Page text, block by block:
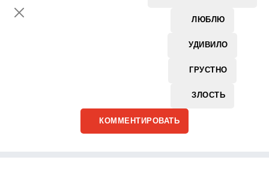
ЛЮБЛЮ
УДИВИЛО
ГРУСТНО
ЗЛОСТЬ
КОММЕНТИРОВАТЬ